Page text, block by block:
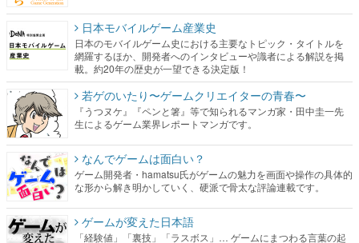
日本モバイルゲーム産業史
日本のモバイルゲーム史における主要なトピック・タイトルを
網羅するほか、開発者へのインタビューや識者による解説を掲
載。約20年の歴史が一望できる決定版！
若ゲのいたり〜ゲームクリエイターの青春〜
『うつヌケ』『ペンと箸』等で知られるマンガ家・田中圭一先
生によるゲーム業界レポートマンガです。
なんでゲームは面白い？
ゲーム開発者・hamatsu氏がゲームの魅力を画面や操作の具体的
な形から解き明かしていく、硬派で骨太な評論連載です。
ゲームが変えた日本語
「経験値」「裏技」「ラスボス」… ゲームにまつわる言葉の起